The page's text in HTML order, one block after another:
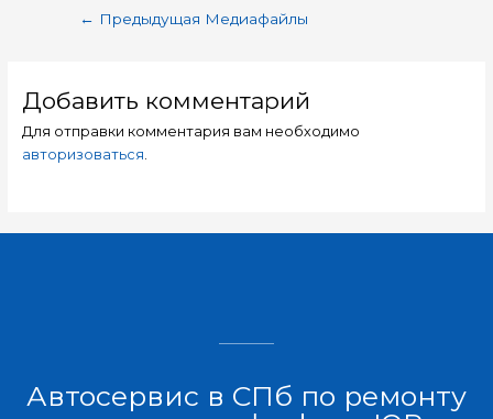
← Предыдущая Медиафайлы
Добавить комментарий
Для отправки комментария вам необходимо
авторизоваться.
Автосервис в СПб по ремонту